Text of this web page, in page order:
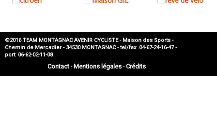
©2016 TEAM MONTAGNAC AVENIR CYCLISTE - Maison des Sports -
Chemin de Mercadier - 34530 MONTAGNAC - tel/fax: 04-67-24-16-47 -
port: 06-62-02-11-08
Contact- Mentions légales-Crédits